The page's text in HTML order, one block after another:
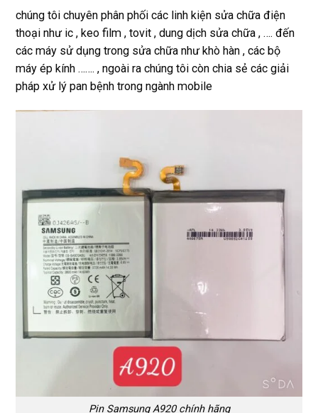
chúng tôi chuyên phân phối các linh kiện sửa chữa điện
thoại như ic , keo film , tovit , dung dịch sửa chữa , …. đến
các máy sử dụng trong sửa chữa như khò hàn , các bộ
máy ép kính ……. , ngoài ra chúng tôi còn chia sẻ các giải
pháp xử lý pan bệnh trong ngành mobile
Pin Samsung A920 chính hãng